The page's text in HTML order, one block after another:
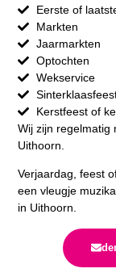
Eerste of
Markten
Jaarmarkten
Optochten
Wekservice
Kerstfeest of
Wij zijn regelmatig
Uithoorn.
Verjaardag, feest
een vleugje
in Uithoorn.